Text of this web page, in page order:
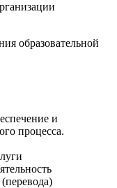
образовательной
и
процесса.